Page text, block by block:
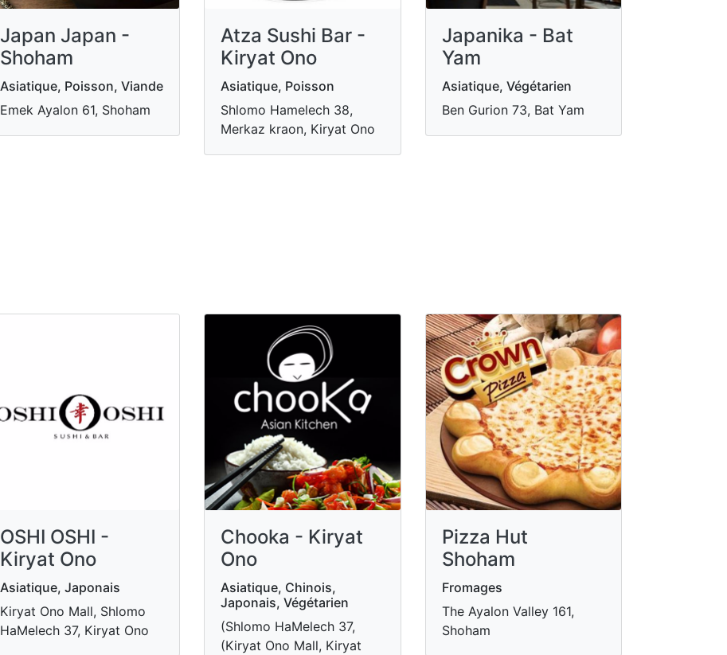
Japan Japan -
Shoham
Asiatique, Poisson, Viande
Emek Ayalon 61, Shoham
Atza Sushi Bar -
Kiryat Ono
Asiatique, Poisson
Shlomo Hamelech 38,
Merkaz kraon, Kiryat Ono
Japanika - Bat
Yam
Asiatique, Végétarien
Ben Gurion 73, Bat Yam
OSHI OSHI -
Kiryat Ono
Asiatique, Japonais
Kiryat Ono Mall, Shlomo
HaMelech 37, Kiryat Ono
Chooka - Kiryat
Ono
Asiatique, Chinois,
Japonais, Végétarien
(Shlomo HaMelech 37,
(Kiryat Ono Mall, Kiryat
Pizza Hut
Shoham
Fromages
The Ayalon Valley 161,
Shoham